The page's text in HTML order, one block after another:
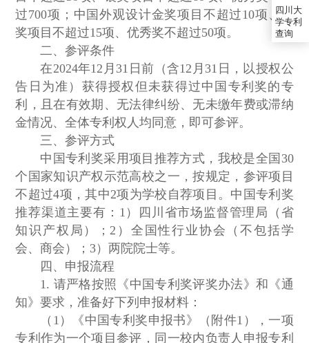
过700项；中国外观设计金奖项目不超过10项、银
奖项目不超过15项、优秀奖不超过50项。
二、参评条件
在2024年12月31日前（含12月31日，以授权公
告日为准）获得授权但未获得过中国专利奖的专
利，且在有效期、无法律纠纷、无未缴年费或滞纳
金情况、全体专利权人均同意，即可参评。
三、参评方式
中国专利奖采用项目推荐方式，我校是全国30
个国家知识产权示范高校之一，按规定，参评项目
不超过4项，其中2项为学校自荐项目。中国专利奖
推荐渠道主要有：1）四川省市场监督管理局（省
知识产权局）；2）全国性行业协会（不包括学
会、商会）；3）两院院士等。
四、申报流程
1. 请严格按照《中国专利奖评奖办法》和《通
知》要求，准备好下列申报材料：
（1）《中国专利奖申报书》（附件1），一项
专利作为一个项目参评，同一校内负责人申报专利
四川大
学专利
查询